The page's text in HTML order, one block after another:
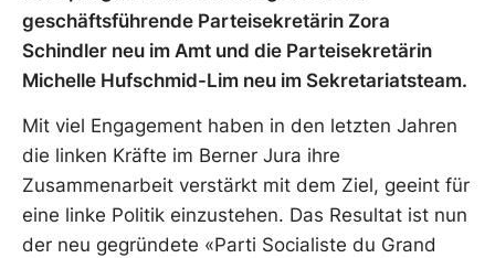
geschäftsführende Parteisekretärin Zora
Schindler neu im Amt und die Parteisekretärin
Michelle Hufschmid-Lim neu im Sekretariatsteam.
Mit viel Engagement haben in den letzten Jahren
die linken Kräfte im Berner Jura ihre
Zusammenarbeit verstärkt mit dem Ziel, geeint für
eine linke Politik einzustehen. Das Resultat ist nun
der neu gegründete «Parti Socialiste du Grand